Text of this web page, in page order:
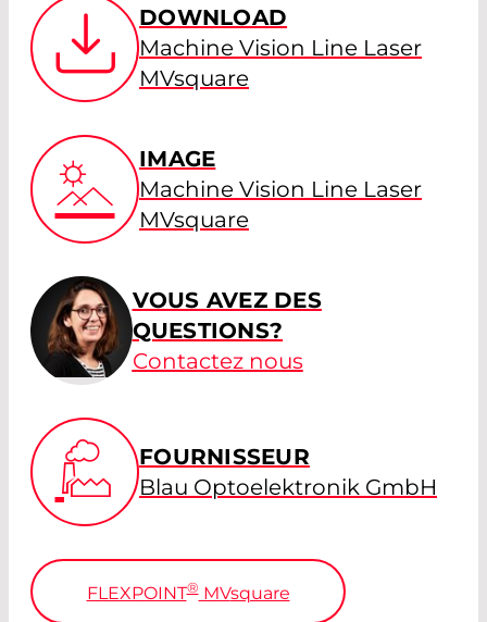
DOWNLOAD
Machine Vision Line Laser
MVsquare
IMAGE
Machine Vision Line Laser
MVsquare
VOUS AVEZ DES
QUESTIONS?
Contactez nous
FOURNISSEUR
Blau Optoelektronik GmbH
FLEXPOINT®MVsquare